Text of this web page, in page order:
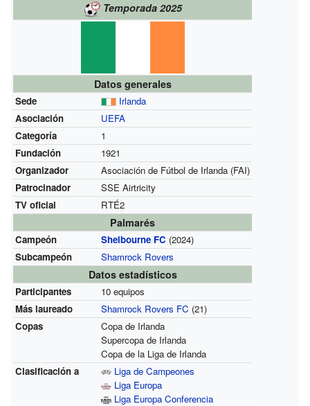
Temporada 2025
Datos generales
Sede
Irlanda
Asociación
UEFA
Categoría
1
Fundación
1921
Organizador
Asociación de Fútbol de Irlanda (FAI)
Patrocinador
SSE Airtricity
TV oficial
RTÉ2
Palmarés
Campeón Shelbourne FC (2024)
Subcampeón
Shamrock Rovers
Datos estadísticos
Participantes
10 equipos
Más laureado
Shamrock Rovers FC (21)
Copas
Copa de Irlanda
Supercopa de Irlanda
Copa de la Liga de Irlanda
Clasificación a
Liga de Campeones
Liga Europa
Liga Europa Conferencia